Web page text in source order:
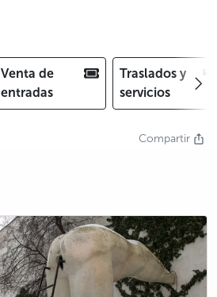
Venta de
entradas
Traslados y
servicios
Compartir